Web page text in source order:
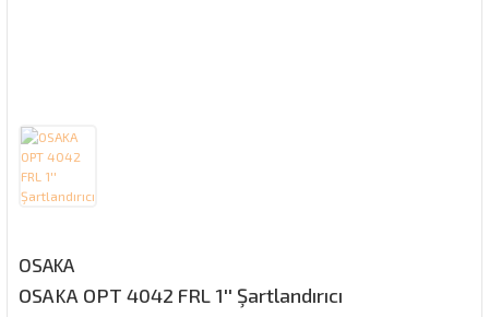
OSAKA
OSAKA OPT 4042 FRL 1'' Şartlandırıcı